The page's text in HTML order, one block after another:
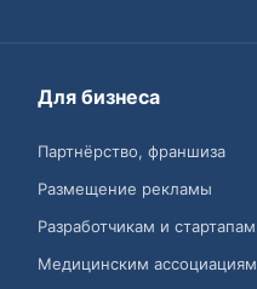
Для бизнеса
Партнёрство, франшиза
Размещение рекламы
Разработчикам и стартапам
Медицинским ассоциациям